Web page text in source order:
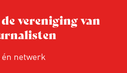
vereniging van
én netwerk